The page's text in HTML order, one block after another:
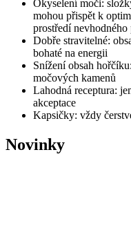
Okyselení moči:
mohou přispět k
prostředí
Dobře stravitelné:
bohaté na energii
Snížení obsah
močových kamenů
Lahodná receptura:
akceptace
Kapsičky: vždy
Novinky